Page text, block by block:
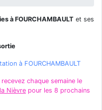
à FOURCHAMBAULT et ses
à FOURCHAMBAULT
chaque semaine le
Nièvre pour les 8 prochains